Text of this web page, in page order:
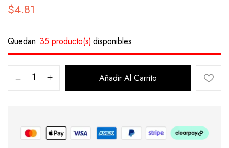
$4.81
Quedan 35 producto(s) disponibles
Añadir Al Carrito